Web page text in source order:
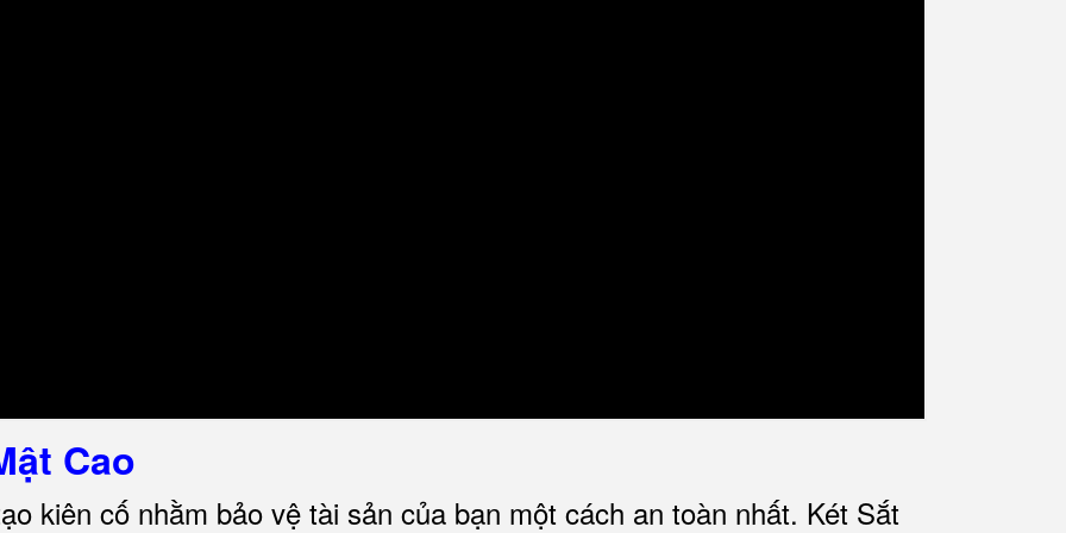
Cao
kiên cố nhằm bảo vệ tài sản của bạn một cách an toàn nhất. Két Sắt